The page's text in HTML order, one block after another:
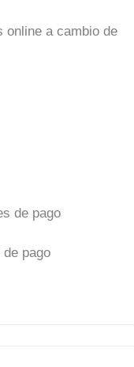
online a cambio de
de pago
pago